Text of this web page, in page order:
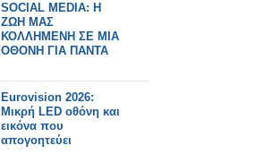
SOCIAL MEDIA: Η
ΖΩΗ ΜΑΣ
ΚΟΛΛΗΜΕΝΗ ΣΕ ΜΙΑ
ΟΘΟΝΗ ΓΙΑ ΠΑΝΤΑ
Eurovision 2026:
Μικρή LED οθόνη και
εικόνα που
απογοητεύει